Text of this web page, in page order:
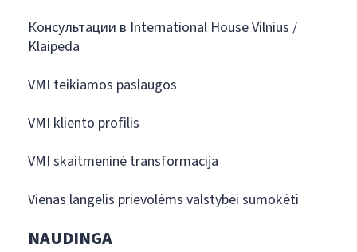
Консультации в International House Vilnius /
Klaipėda
VMI teikiamos paslaugos
VMI kliento profilis
VMI skaitmeninė transformacija
Vienas langelis prievolėms valstybei sumokėti
NAUDINGA